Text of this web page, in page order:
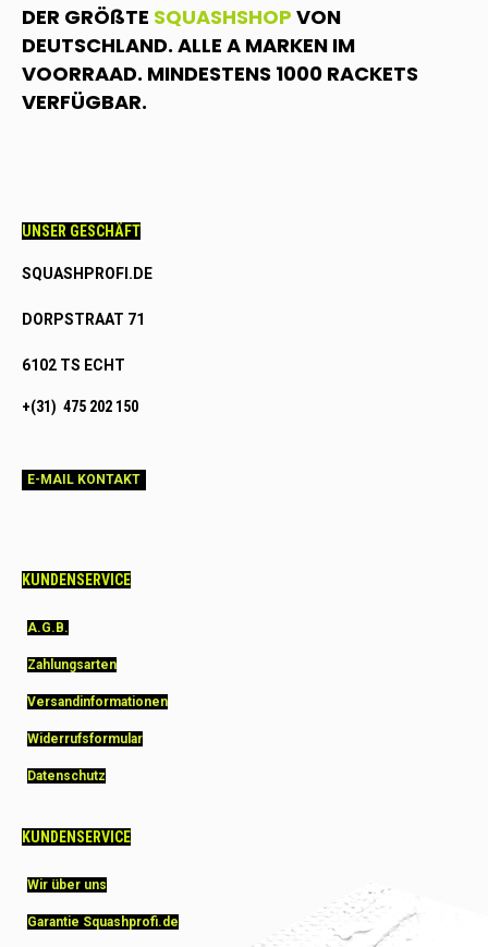
DER GRÖßTE SQUASHSHOP VON
DEUTSCHLAND. ALLE A MARKEN IM
VOORRAAD. MINDESTENS 1000 RACKETS
VERFÜGBAR.
UNSER GESCHÄFT
SQUASHPROFI.DE
DORPSTRAAT 71
6102 TS ECHT
+(31) 475 202 150
E-MAIL KONTAKT
KUNDENSERVICE
A.G.B.
Zahlungsarten
Versandinformationen
Widerrufsformular
Datenschutz
KUNDENSERVICE
Wir über uns
Garantie Squashprofi.de